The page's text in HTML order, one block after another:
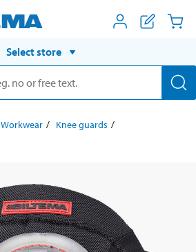
Select store
Workwear
Knee guards